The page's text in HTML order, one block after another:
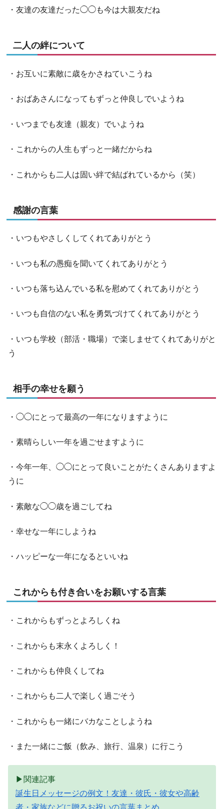
・友達の友達だった◯◯も今は大親友だね
二人の絆について
・お互いに素敵に歳をかさねていこうね
・おばあさんになってもずっと仲良しでいようね
・いつまでも友達（親友）でいようね
・これからの人生もずっと一緒だからね
・これからも二人は固い絆で結ばれているから（笑）
感謝の言葉
・いつもやさしくしてくれてありがとう
・いつも私の愚痴を聞いてくれてありがとう
・いつも落ち込んでいる私を慰めてくれてありがとう
・いつも自信のない私を勇気づけてくれてありがとう
・いつも学校（部活・職場）で楽しませてくれてありがと
う
相手の幸せを願う
・◯◯にとって最高の一年になりますように
・素晴らしい一年を過ごせますように
・今年一年、◯◯にとって良いことがたくさんありますよ
うに
・素敵な◯◯歳を過ごしてね
・幸せな一年にしようね
・ハッピーな一年になるといいね
これからも付き合いをお願いする言葉
・これからもずっとよろしくね
・これからも末永くよろしく！
・これからも仲良くしてね
・これからも二人で楽しく過ごそう
・これからも一緒にバカなことしようね
・また一緒にご飯（飲み、旅行、温泉）に行こう
▶関連記事
誕生日メッセージの例文！友達・彼氏・彼女や高齢
者・家族などに贈るお祝いの言葉まとめ